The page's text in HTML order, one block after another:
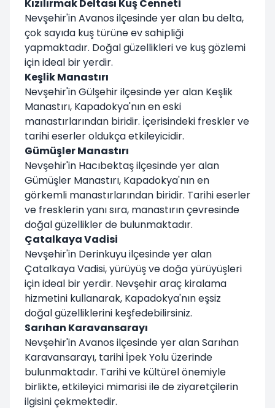
Kızılırmak Deltası Kuş Cenneti
Nevşehir'in Avanos ilçesinde yer alan bu delta,
çok sayıda kuş türüne ev sahipliği
yapmaktadır. Doğal güzellikleri ve kuş gözlemi
için ideal bir yerdir.
Keşlik Manastırı
Nevşehir'in Gülşehir ilçesinde yer alan Keşlik
Manastırı, Kapadokya'nın en eski
manastırlarından biridir. İçerisindeki freskler ve
tarihi eserler oldukça etkileyicidir.
Gümüşler Manastırı
Nevşehir'in Hacıbektaş ilçesinde yer alan
Gümüşler Manastırı, Kapadokya'nın en
görkemli manastırlarından biridir. Tarihi eserler
ve fresklerin yanı sıra, manastırın çevresinde
doğal güzellikler de bulunmaktadır.
Çatalkaya Vadisi
Nevşehir'in Derinkuyu ilçesinde yer alan
Çatalkaya Vadisi, yürüyüş ve doğa yürüyüşleri
için ideal bir yerdir. Nevşehir araç kiralama
hizmetini kullanarak, Kapadokya'nın eşsiz
doğal güzelliklerini keşfedebilirsiniz.
Sarıhan Karavansarayı
Nevşehir'in Avanos ilçesinde yer alan Sarıhan
Karavansarayı, tarihi İpek Yolu üzerinde
bulunmaktadır. Tarihi ve kültürel önemiyle
birlikte, etkileyici mimarisi ile de ziyaretçilerin
ilgisini çekmektedir.